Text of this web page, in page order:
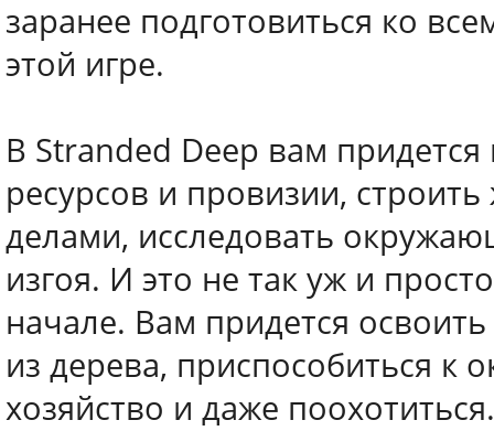
заранее подготовиться ко
этой игре.
В Stranded Deep вам
ресурсов и провизии,
делами, исследовать
изгоя. И это не так уж и
начале. Вам придется
из дерева, приспособиться к
хозяйство и даже поохотиться.